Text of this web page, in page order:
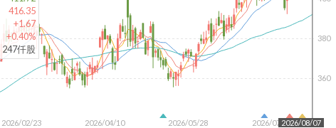
2026/02/23 2026/04/10 2026/05/28 2026/07/16
360
380
2026/08/07
416.35
+1.67
+0.40%
247仟股